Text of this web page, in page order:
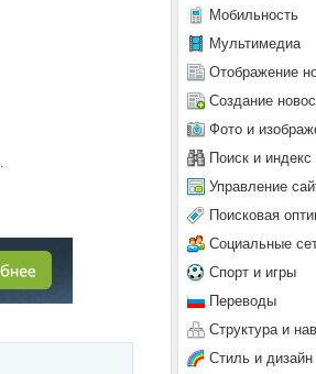
Мобильность
Мультимедиа
Отображение
Создание
Фото и
Поиск и индекс
Управление
Поисковая
Социальные
Спорт и игры
Переводы
Структура и
Стиль и дизайн